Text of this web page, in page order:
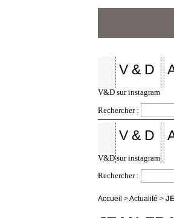
V & D
V&D sur instagram
Rechercher :
V & D
V&D sur instagram
Rechercher :
Accueil >Actualité >